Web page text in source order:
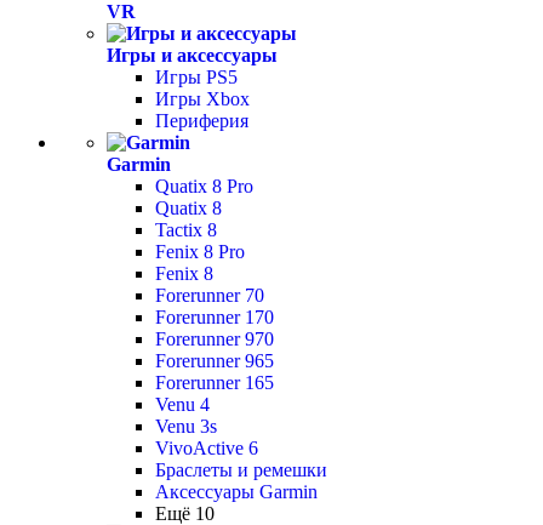
VR
Игры и аксессуары
Игры PS5
Игры Xbox
Периферия
Garmin
Quatix 8 Pro
Quatix 8
Tactix 8
Fenix 8 Pro
Fenix 8
Forerunner 70
Forerunner 170
Forerunner 970
Forerunner 965
Forerunner 165
Venu 4
Venu 3s
VivoActive 6
Браслеты и ремешки
Аксессуары Garmin
Ещё 10